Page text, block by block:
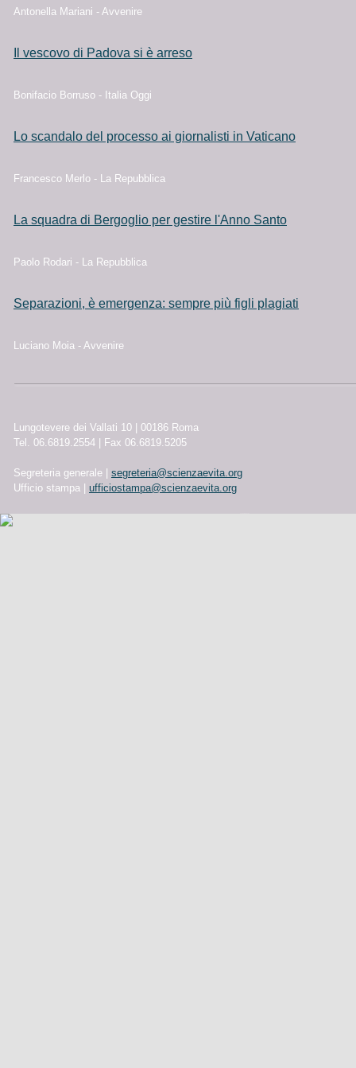
Antonella Mariani - Avvenire
Il vescovo di Padova si è arreso
Bonifacio Borruso - Italia Oggi
Lo scandalo del processo ai giornalisti in Vaticano
Francesco Merlo - La Repubblica
La squadra di Bergoglio per gestire l'Anno Santo
Paolo Rodari - La Repubblica
Separazioni, è emergenza: sempre più figli plagiati
Luciano Moia - Avvenire
Lungotevere dei Vallati 10 | 00186 Roma
Tel. 06.6819.2554 | Fax 06.6819.5205
Segreteria generale |
segreteria@scienzaevita.org
Ufficio stampa |
ufficiostampa@scienzaevita.org